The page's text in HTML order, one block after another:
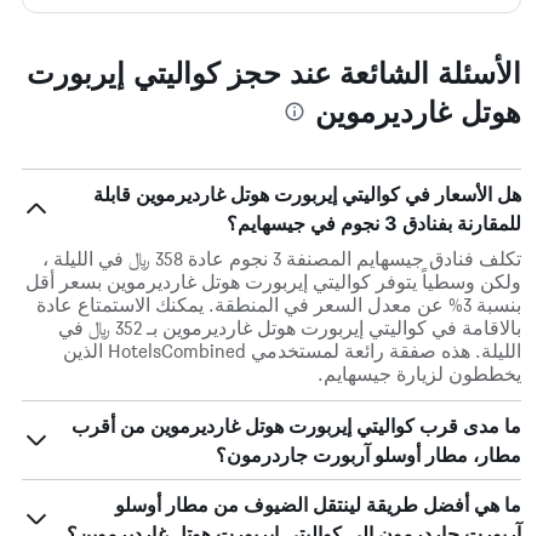
الأسئلة الشائعة عند حجز كواليتي إيربورت
هوتل غارديرموين
هل الأسعار في كواليتي إيربورت هوتل غارديرموين قابلة
للمقارنة بفنادق 3 نجوم في جيسهايم؟
تكلف فنادق جيسهايم المصنفة 3 نجوم عادة 358 ﷼ في الليلة ،
ولكن وسطياً يتوفر كواليتي إيربورت هوتل غارديرموين بسعر أقل
بنسبة 3% عن معدل السعر في المنطقة. يمكنك الاستمتاع عادة
بالاقامة في كواليتي إيربورت هوتل غارديرموين بـ 352 ﷼ في
الليلة. هذه صفقة رائعة لمستخدمي HotelsCombined الذين
يخططون لزيارة جيسهايم.
ما مدى قرب كواليتي إيربورت هوتل غارديرموين من أقرب
مطار، مطار أوسلو آربورت جاردرمون؟
ما هي أفضل طريقة لينتقل الضيوف من مطار أوسلو